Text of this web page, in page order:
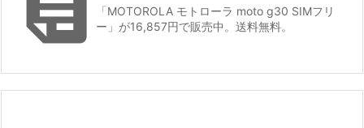
「MOTOROLA モトローラ moto g30 SIMフリ
ー」が16,857円で販売中。送料無料。